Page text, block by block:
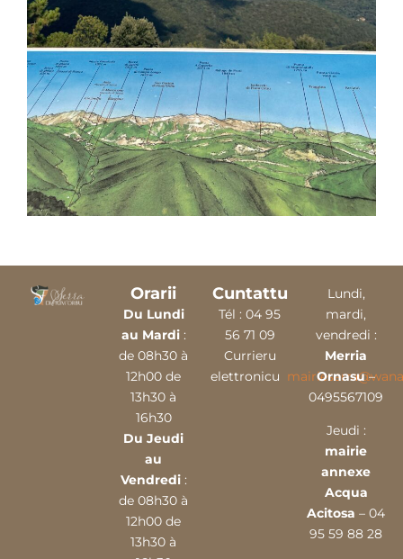
Orarii
Du Lundi
au Mardi:
de 08h30 à
12h00 de
13h30 à
16h30
Du Jeudi
au
Vendredi:
de 08h30 à
12h00 de
13h30 à
Cuntattu
Tél : 04 95
56 71 09
Currieru
elettronicu
Lundi,
mardi,
vendredi :
Merria
Ornasu–
0495567109
Jeudi :
mairie
annexe
Acqua
Acitosa – 04
95 59 88 28